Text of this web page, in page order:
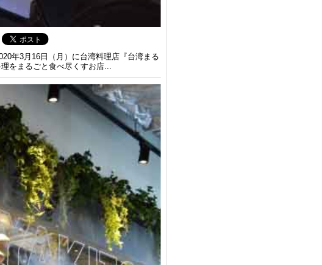
年3月16日（月）に台湾料理店『台湾まる
をまるごと食べ尽くすお店...